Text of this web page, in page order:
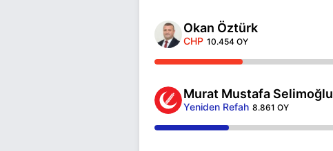
Okan Öztürk
CHP 10.454 OY
Murat Mustafa Selimoğlu
Yeniden Refah 8.861 OY